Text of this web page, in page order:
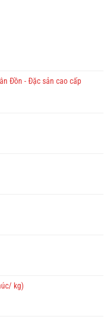
Đồn - Đặc sản cao cấp
kg)